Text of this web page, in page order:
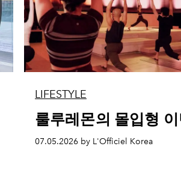
LIFESTYLE
룰루레몬의 몰입형
07.05.2026 by L'Officiel Korea